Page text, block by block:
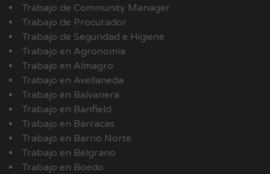
Trabajo de Community Manager
Trabajo de Procurador
Trabajo de Seguridad e Higiene
Trabajo en Agronomía
Trabajo en Almagro
Trabajo en Avellaneda
Trabajo en Balvanera
Trabajo en Banfield
Trabajo en Barracas
Trabajo en Barrio Norte
Trabajo en Belgrano
Trabajo en Boedo